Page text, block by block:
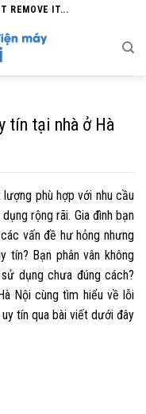
REMOVE IT...
tín tại nhà ở Hà
phù hợp với nhu cầu
rộng rãi. Gia đình bạn
vấn đề hư hỏng nhưng
tín? Bạn phân vân không
dụng chưa đúng cách?
Nộicùng tìm hiểu về lỗi
uy tín qua bài viết dưới đây